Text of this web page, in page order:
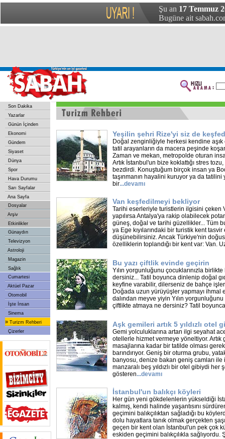
Şu an 17 Temmuz
Bugüne ait
Son Dakika
Yazarlar
Günün İçinden
Ekonomi
Gündem
Siyaset
Dünya
Spor
Hava Durumu
Sarı Sayfalar
Ana Sayfa
Dosyalar
Arşiv
Etkinlikler
Günaydın
Televizyon
Astroloji
Magazin
Sağlık
Cumartesi
Aktüel Pazar
Otomobil
İşte İnsan
Sinema
» Turizm Rehberi
Çizerler
Yeşilin şehri Rize'yi siz de
Doğal zenginliğiyle herkesi kendine
tatil arayanların da macera peşinde
Zaman ve mekan, metropolde oturan
Artık İstanbul'un bize koklattığı stres
bezdirdi. Konuştuğum birçok insan ya
taşınmanın hayalini kuruyor ya da
bir...devamı
Van keşfedilmeyi bekliyor
Tarihi eserleriyle turistlerin ilgisini çeken
yapılırsa Antalya'ya rakip olabilecek
güneş, doğal ve tarihi güzellikler... Tüm
ya Ege kıyılarındaki bir turistik kent tasvir
düşünebilirsiniz. Ancak Türkiye'nin
özelliklerin toplandığı bir kent var: Van.
Bu yazı çiftlik evinde geçirin
Yılın yorgunluğunu çocuklarınızla
dersiniz... Tatil boyunca dinlenip doğal
keyfine varabilir, dilerseniz de bahçe
Doğada uzun yürüyüşler yapmayı ihmal
dalından meyve yiyin Yılın
çiftlikte atmaya ne dersiniz? Tatil boyunca
Aşk gemileri artık 5 yıldızlı otel
Gemi yolculuklarına artan ilgi seyahat
otellerle hizmet vermeye yöneltiyor. Artık
masajlarına kadar bir tatilde olması
barındırıyor. Geniş bir oturma grubu,
banyosu, denize bakan geniş camları
manzaralı beş yıldızlı bir otel gibiydi her
gösteren...devamı
İstanbul'un balıkçı köyleri
Her gün yeni gökdelenlerin yükseldiği
kalmış, kendi halinde yaşantısını
geçimini balıkçılıktan sağladığı bu
dolu hayatlara tanık olmak gerçekten
geçen bir kent olan İstanbul'un pek çok
eskiden geçimini balıkçılıkla sağlıyordu.